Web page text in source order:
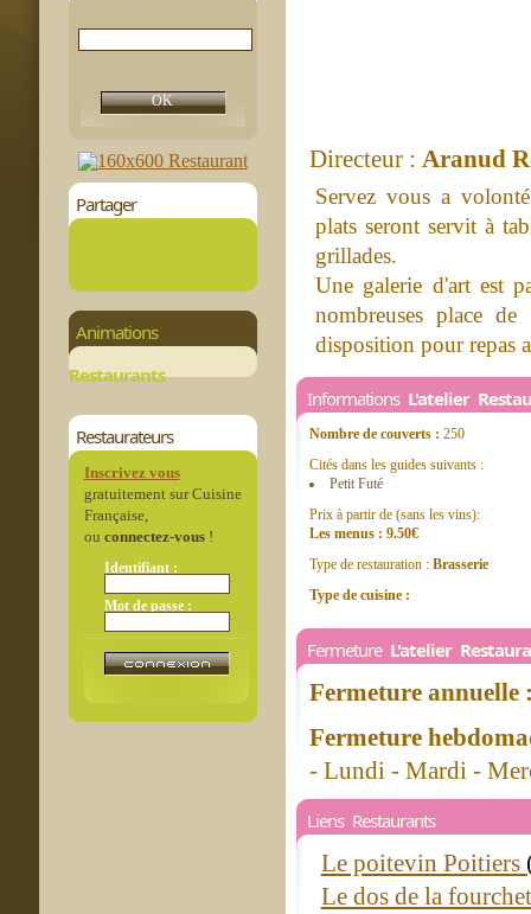
Partager
Animations
Restaurants
Restaurateurs
Inscrivez vous
gratuitement sur Cuisine
Française,
ou connectez-vous!
Identifiant :
Mot de passe :
Directeur : Aranud
Servez vous a
plats seront servit à
grillades.
Une galerie d'art est
nombreuses place
disposition pour repas
Informations L'atelier
Nombre de couverts : 250
Cités dans les guides suivants :
Petit Futé
Prix à partir de (sans les vins):
Les menus : 9.50€
Type de restauration : Brasserie
Type de cuisine :
Fermeture L'atelier
Fermeture annuelle
Fermeture
- Lundi - Mardi -
Liens Restaurants
Le poitevin Poitiers
Le dos de la